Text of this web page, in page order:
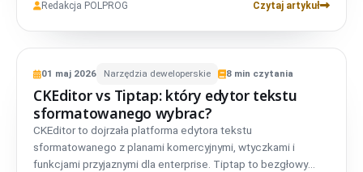
Chromium, Firefox i WebKit przez jedno API. Dla wielu
płatnych funkcji chmurowych.
Redakcja POLPROG Czytaj artykuł
VS
NARZĘDZIA
DEWELOPERSKIE
PORÓWNANIE
CKEditor
vs
Tiptap
01 maj 2026 Narzędzia deweloperskie 8 min czytania
CKEditor vs Tiptap: który edytor tekstu
sformatowanego wybrac?
CKEditor to dojrzała platforma edytora tekstu
sformatowanego z planami komercyjnymi, wtyczkami i
funkcjami przyjaznymi dla enterprise. Tiptap to bezgłowy